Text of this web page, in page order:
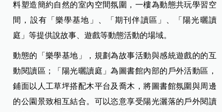
料塑造簡約自然的室內空間氛圍，一樓為動態共玩學習空
間，設有「樂學基地」、「期刊伴讀區」、「陽光曬讀
庭」等提供說故事、遊戲等動態活動的場域。
動態的「樂學基地」，規劃為故事活動與感統遊戲的的互
動閱讀區；「陽光曬讀庭」為圖書館內部的戶外活動區，
鋪面以人工草坪搭配木平台及喬木，將圖書館氛圍與周邊
的公園景致相互結合。可以恣意享受陽光灑落的戶外閱讀